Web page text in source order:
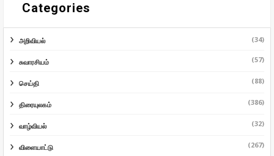
Categories
அறிவியல் (34)
சுவாரசியம் (57)
செய்தி (88)
திரையுலகம் (386)
வாழ்வியல் (32)
விளையாட்டு (267)